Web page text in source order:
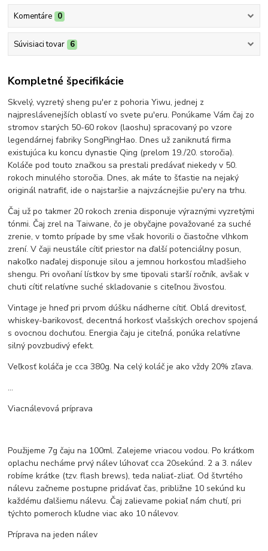
Komentáre 0
Súvisiaci tovar 6
Kompletné špecifikácie
Skvelý, vyzretý sheng pu'er z pohoria Yiwu, jednej z
najpreslávenejších oblastí vo svete pu'eru. Ponúkame Vám čaj zo
stromov starých 50-60 rokov (laoshu) spracovaný po vzore
legendárnej fabriky SongPingHao. Dnes už zaniknutá firma
existujúca ku koncu dynastie Qing (prelom 19./20. storočia).
Koláče pod touto značkou sa prestali predávať niekedy v 50.
rokoch minulého storočia. Dnes, ak máte to šťastie na nejaký
originál natrafiť, ide o najstaršie a najvzácnejšie pu'ery na trhu.
Čaj už po takmer 20 rokoch zrenia disponuje výraznými vyzretými
tónmi. Čaj zrel na Taiwane, čo je obyčajne považované za suché
zrenie, v tomto prípade by sme však hovorili o čiastočne vlhkom
zrení. V čaji neustále cítiť priestor na ďalší potenciálny posun,
nakoľko naďalej disponuje silou a jemnou horkosťou mladšieho
shengu. Pri ovoňaní lístkov by sme tipovali starší ročník, avšak v
chuti cítiť relatívne suché skladovanie s citeľnou živosťou.
Vintage je hneď pri prvom dúšku nádherne cítiť. Oblá drevitosť,
whiskey-barikovosť, decentná horkosť vlašských orechov spojená
s ovocnou dochuťou. Energia čaju je citeľná, ponúka relatívne
silný povzbudivý efekt.
Veľkosť koláča je cca 380g. Na celý koláč je ako vždy 20% zľava.
...
Viacnálevová príprava
Použijeme 7g čaju na 100ml. Zalejeme vriacou vodou. Po krátkom
oplachu necháme prvý nálev lúhovať cca 20sekúnd. 2 a 3. nálev
robíme krátke (tzv. flash brews), teda naliať-zliať. Od štvrtého
nálevu začneme postupne pridávať čas, približne 10 sekúnd ku
každému ďalšiemu nálevu. Čaj zalievame pokiaľ nám chutí, pri
týchto pomeroch kľudne viac ako 10 nálevov.
Príprava na jeden nálev